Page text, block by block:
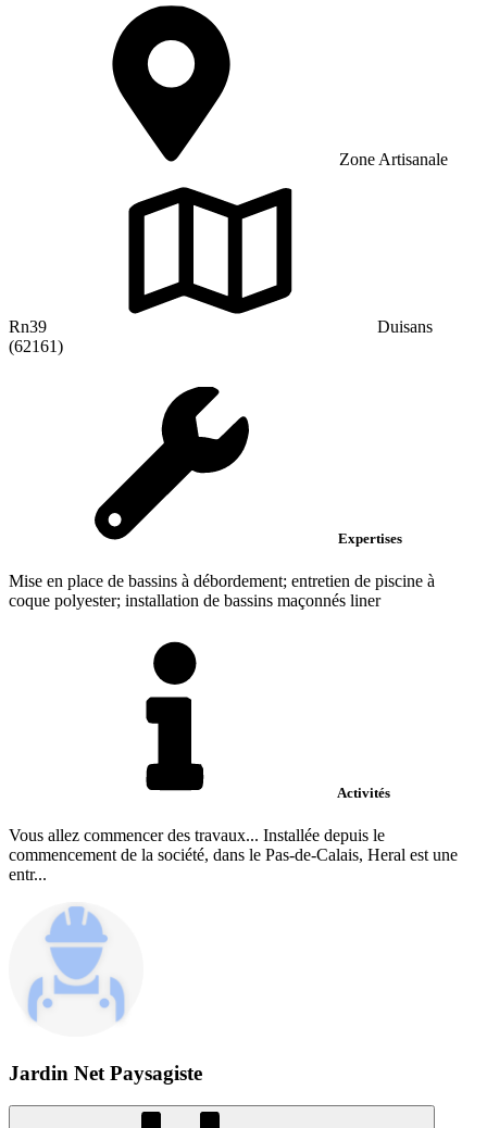
Zone Artisanale
Rn39
Duisans
(62161)
Expertises
Mise en place de bassins à débordement; entretien de piscine à
coque polyester; installation de bassins maçonnés liner
Activités
Vous allez commencer des travaux... Installée depuis le
commencement de la société, dans le Pas-de-Calais, Heral est une
entr...
Jardin Net Paysagiste